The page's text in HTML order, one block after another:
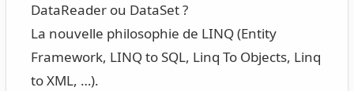
DataReader ou DataSet ?
La nouvelle philosophie de LINQ (Entity
Framework, LINQ to SQL, Linq To Objects, Linq
to XML, …).